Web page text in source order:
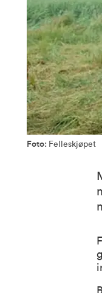
Foto: Felleskjøpet